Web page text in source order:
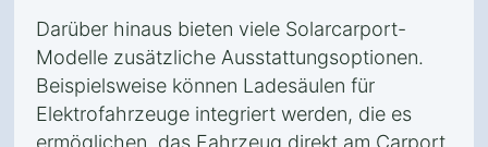
Darüber hinaus bieten viele Solarcarport-
Modelle zusätzliche Ausstattungsoptionen.
Beispielsweise können Ladesäulen für
Elektrofahrzeuge integriert werden, die es
ermöglichen, das Fahrzeug direkt am Carport